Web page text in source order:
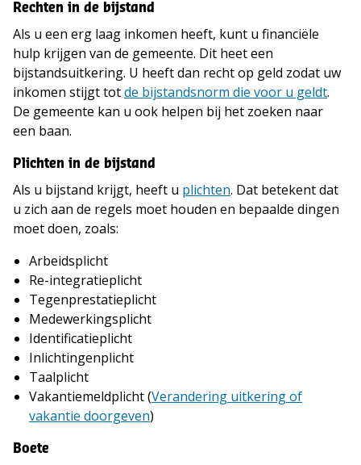
Rechten in de bijstand
Als u een erg laag inkomen heeft, kunt u financiële
hulp krijgen van de gemeente. Dit heet een
bijstandsuitkering. U heeft dan recht op geld zodat uw
inkomen stijgt totde bijstandsnorm die voor u geldt.
De gemeente kan u ook helpen bij het zoeken naar
een baan.
Plichten in de bijstand
Als u bijstand krijgt, heeft u plichten. Dat betekent dat
u zich aan de regels moet houden en bepaalde dingen
moet doen, zoals:
Arbeidsplicht
Re-integratieplicht
Tegenprestatieplicht
Medewerkingsplicht
Identificatieplicht
Inlichtingenplicht
Taalplicht
Vakantiemeldplicht (Verandering uitkering of
vakantie doorgeven)
Boete